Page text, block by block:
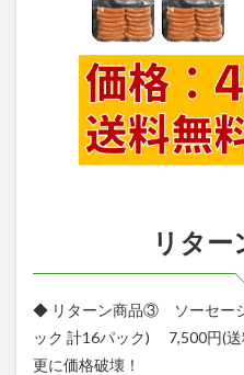
リタ
◆ リターン商品③ ソーセー
ック 計16パック) 7,500円(送
更に価格破壊！